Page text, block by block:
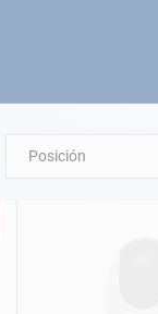
Posición